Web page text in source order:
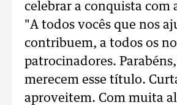
celebrar a conquista com
"A todos vocês que nos
contribuem, a todos os
patrocinadores.
merecem esse título.
aproveitem. Com muita